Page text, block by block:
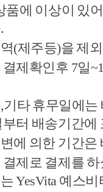
품에 이상이 있
(제주등)을 제
결제확인후 7일
기타 휴무일에
부터 배송기간에
에 의한 기간
결제로 결제를
YesVita 예스